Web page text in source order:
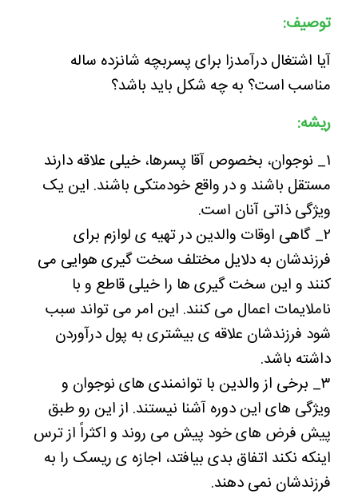
توصیف:
آیا اشتغال درآمدزا برای پسربچه شانزده ساله
مناسب است؟ به چه شکل باید باشد؟
ریشه:
۱_ نوجوان، بخصوص آقا پسرها، خیلی علاقه دارند
مستقل باشند و در واقع خودمتکی باشند. این یک
ویژگی ذاتی آنان است.
۲_ گاهی اوقات والدین در تهیه ی لوازم برای
فرزندشان به دلایل مختلف سخت گیری هوایی می
کنند و این سخت گیری ها را خیلی قاطع و با
ناملایمات اعمال می کنند. این امر می تواند سبب
شود فرزندشان علاقه ی بیشتری به پول درآوردن
داشته باشد.
۳_ برخی از والدین با توانمندی های نوجوان و
ویژگی های این دوره آشنا نیستند. از این رو طبق
پیش فرض های خود پیش می روند و اکثراً از ترس
اینکه نکند اتفاق بدی بیافتد، اجازه ی ریسک را به
فرزندشان نمی دهند.